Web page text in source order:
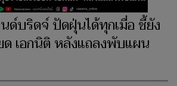
ด์บริดจ์ ปัดฝุ่นได้ทุกเมื่อ ชี้ยัง
ด เอกนิติ หลังแถลงพับแผน